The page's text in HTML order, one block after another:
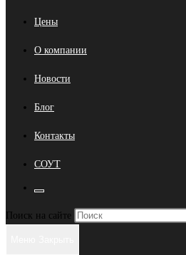
Цены
О компании
Новости
Блог
Контакты
СОУТ
Поиск на сайте